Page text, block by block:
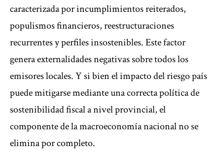
caracterizada por incumplimientos reiterados,
populismos financieros, reestructuraciones
recurrentes y perfiles insostenibles. Este factor
genera externalidades negativas sobre todos los
emisores locales. Y si bien el impacto del riesgo país
puede mitigarse mediante una correcta política de
sostenibilidad fiscal a nivel provincial, el
componente de la macroeconomía nacional no se
elimina por completo.